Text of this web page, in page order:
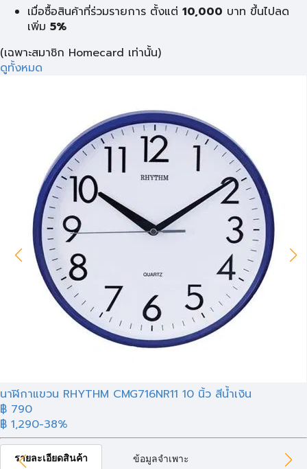
เมื่อซื้อสินค้าที่ร่วมรายการ ตั้งแต่ 10,000 บาท ขึ้นไปลด
เพิ่ม 5%
(เฉพาะสมาชิก Homecard เท่านั้น)
ดูทั้งหมด
นาฬิกาแขวน RHYTHM CMG716NR11 10 นิ้ว สีน้ำเงิน
฿ 790
฿ 1,290-38%
รายละเอียดสินค้า ข้อมูลจำเพาะ